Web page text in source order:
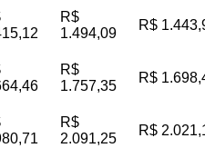
R$
1.494,09
R$
R$
1.757,35
R$
R$
2.091,25
R$